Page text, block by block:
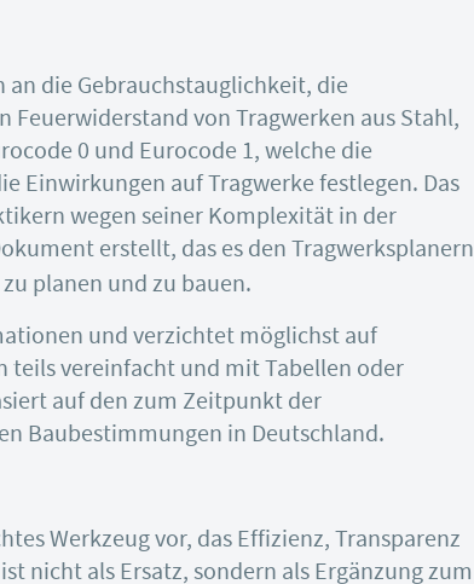
die Gebrauchstauglichkeit, die
von Tragwerken aus Stahl,
0 und Eurocode 1, welche die
Einwirkungen auf Tragwerke festlegen. Das
wegen seiner Komplexität in der
erstellt, das es den Tragwerksplanern
planen und zu bauen.
und verzichtet möglichst auf
teils vereinfacht und mit Tabellen oder
auf den zum Zeitpunkt der
Baubestimmungen in Deutschland.
Werkzeug vor, das Effizienz, Transparenz
nicht als Ersatz, sondern als Ergänzung zum